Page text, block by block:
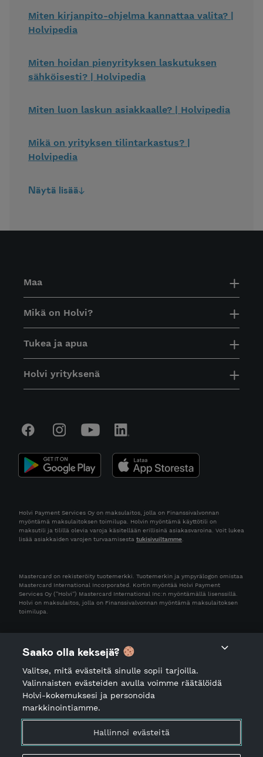
Miten kirjanpito-ohjelma kannattaa valita? |
Holvipedia
Miten hoidan pienyrityksen laskutuksen
sähköisesti? | Holvipedia
Miten luon laskun asiakkaalle? | Holvipedia
Mikä on yrityksen tilintarkastus? |
Holvipedia
Näytä lisää
Maa
Mikä on Holvi?
Tukea ja apua
Holvi yrityksenä
Holvi Payment Services Oy on maksulaitos, jolla on Finanssivalvonnan
myöntämä maksulaitoksen toimilupa. Holvin myöntämä käyttötili on
maksutili ja tilillä olevia varoja käsitellään erillisinä asiakasvaroina. Voit lukea
lisää asiakkaiden varojen turvaamisesta tukisivuiltamme
Mastercard on rekisteröity tuotemerkki. Tuotemerkin ja ympyrälogon omistaa
Mastercard International Incorporated. Kortin myöntää Holvi Payment
Services Oy (“Holvi”) Mastercard International Inc:n myöntämällä lisenssillä.
Holvi on maksulaitos, jolla on Finanssivalvonnan myöntämä maksulaitoksen
toimilupa.
Palvelutiedot
Saako olla keksejä?
Valitse, mitä evästeitä sinulle sopii tarjoilla.
Valinnaisten evästeiden avulla voimme räätälöidä
Holvi-kokemuksesi ja personoida
markkinointiamme.
Hallinnoi evästeitä